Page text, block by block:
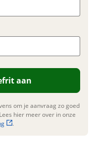
aan
om je aanvraag zo goed
hier meer over in onze
.